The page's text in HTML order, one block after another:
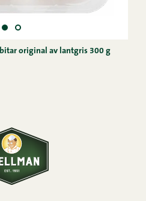
original av lantgris 300 g